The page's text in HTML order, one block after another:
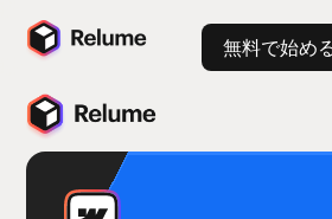
無料で始め